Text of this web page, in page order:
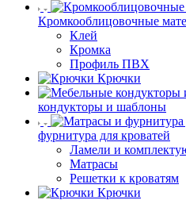
Кромкооблицовочные
Клей
Кромка
Профиль ПВХ
Крючки
кондукторы и шаблоны
фурнитура для кроватей
Ламели и
Матрасы
Решетки к кроватям
Крючки